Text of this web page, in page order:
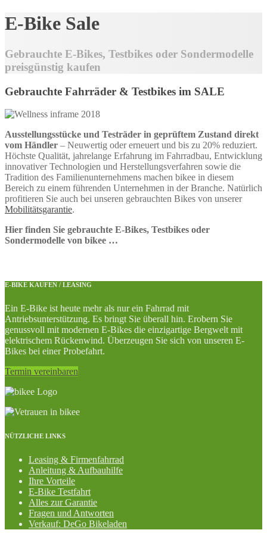
E-Bike Sale
Gebrauchte E-Bikes, Testbikes oder Sondermodelle
preisgünstig kaufen
Gebrauchte Fahrräder & Testbikes im SALE
Ausstellungsstücke und Testräder in geprüftem Zustand direkt
vom Händler – Neuwertig oder erneuert und bis zu 20% reduziert.
Höchste Qualität, jahrelange Erfahrung im Fahrradbau, Entwicklung
innovativer Technologien und Herstellungsverfahren sowie die
Tradition des Familienunternehmens machen bikee in diesem
Bereich zu einem führenden Unternehmen in der Branche. Natürlich
profitieren Sie auch bei unseren gebrauchten Bikes von unserer
Mobilitätsgarantie.
Hier finden Sie gebrauchte E-Bikes, Testbikes oder
Sondermodelle von bikee …
E-BIKE KAUFEN / LEASING
Ein E-Bike ist heute mehr als nur ein Fahrrad mit
Antriebsunterstützung. Es bringt Sie überall hin. Erobern Sie
genussvoll mit modernen E-Bikes die einzigartige Bergwelt mit
elektrischem Rückenwind. Überzeugen Sie sich von unseren E-
Bikes bei einer Probefahrt.
Termin vereinbaren
NÜTZLICHE LINKS
Leasing & Firmenfahrrad
Anleitung & Aufbauhilfe
Ihre Vorteile
E-Bike Testfahrt
Alles zur Garantie
Fragen und Antworten
Verkauf: DeGo Bikeladen